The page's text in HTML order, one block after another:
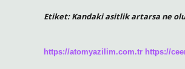
Etiket:Kandaki asitlik artarsa ne
https://atomyazilim.com.tr https://